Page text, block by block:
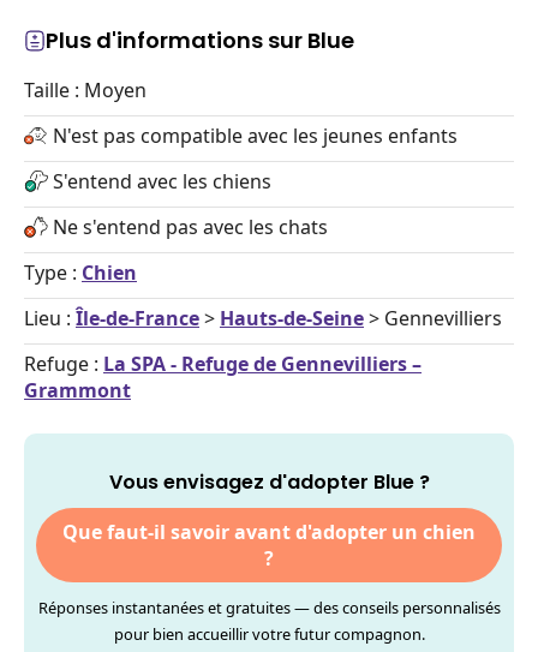
Plus d'informations sur Blue
Taille : Moyen
N'est pas compatible avec les jeunes enfants
S'entend avec les chiens
Ne s'entend pas avec les chats
Type : Chien
Lieu : Île-de-France> Hauts-de-Seine> Gennevilliers
Refuge : La SPA - Refuge de Gennevilliers –
Grammont
Vous envisagez d'adopter Blue ?
Que faut-il savoir avant d'adopter un chien
?
Réponses instantanées et gratuites — des conseils personnalisés
pour bien accueillir votre futur compagnon.